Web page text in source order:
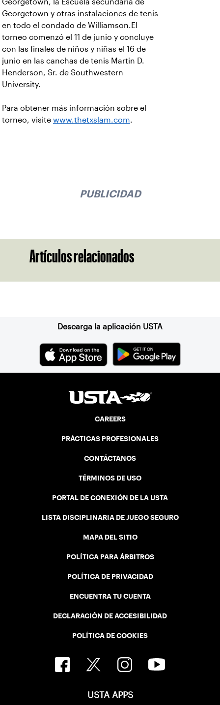
Georgetown, la Escuela secundaria de
Georgetown y otras instalaciones de tenis
en todo el condado de Williamson.El
torneo comenzó el 11 de junio y concluye
con las finales de niños y niñas el 16 de
junio en las canchas de tenis Martin D.
Henderson, Sr. de Southwestern
University.
Para obtener más información sobre el
torneo, visite www.thetxslam.com.
PUBLICIDAD
Artículos relacionados
Descarga la aplicación USTA
CAREERS
PRÁCTICAS PROFESIONALES
CONTÁCTANOS
TÉRMINOS DE USO
PORTAL DE CONEXIÓN DE LA USTA
LISTA DISCIPLINARIA DE JUEGO SEGURO
MAPA DEL SITIO
POLÍTICA PARA ÁRBITROS
POLÍTICA DE PRIVACIDAD
ENCUENTRA TU CUENTA
DECLARACIÓN DE ACCESIBILIDAD
POLÍTICA DE COOKIES
USTA APPS